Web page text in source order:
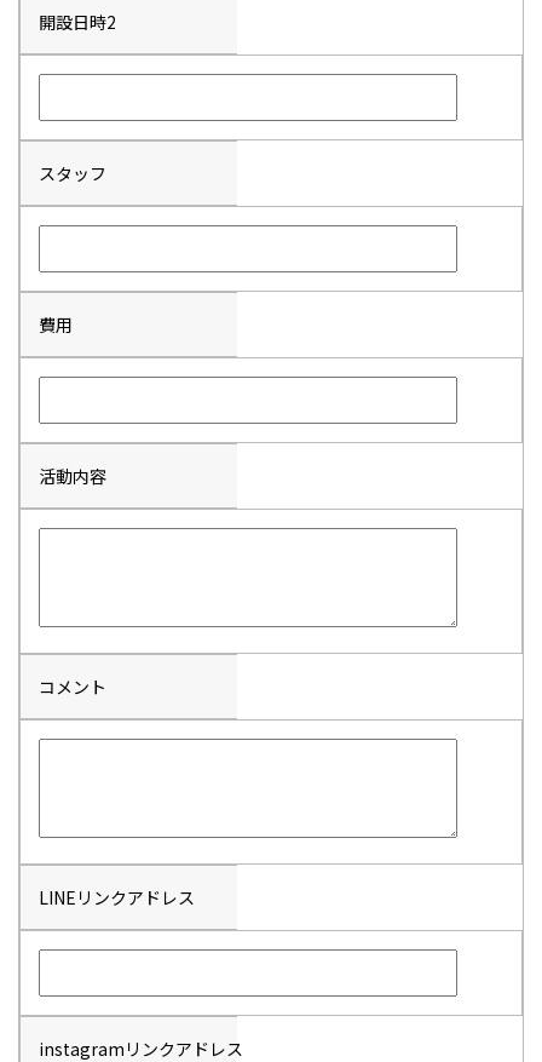
開設日時2
スタッフ
費用
活動内容
コメント
LINEリンクアドレス
instagramリンクアドレス